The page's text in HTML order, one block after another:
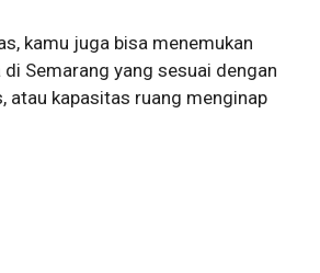
kamu juga bisa menemukan
di Semarang yang sesuai dengan
atau kapasitas ruang menginap